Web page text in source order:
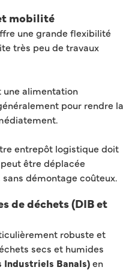
mobilité
une grande flexibilité
très peu de travaux
une alimentation
pour rendre la
entrepôt logistique doit
être déplacée
démontage coûteux.
de déchets (DIB et
robuste et
secs et humides
Industriels Banals)en